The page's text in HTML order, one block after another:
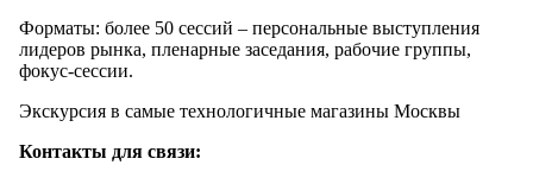
Форматы: более 50 сессий – персональные выступления
лидеров рынка, пленарные заседания, рабочие группы,
фокус-сессии.
Экскурсия в самые технологичные магазины Москвы
Контакты для связи: